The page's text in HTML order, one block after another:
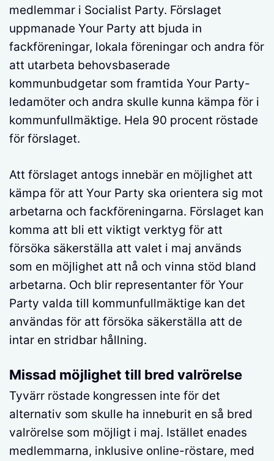
medlemmar i Socialist Party. Förslaget
uppmanade Your Party att bjuda in
fackföreningar, lokala föreningar och andra för
att utarbeta behovsbaserade
kommunbudgetar som framtida Your Party-
ledamöter och andra skulle kunna kämpa för i
kommunfullmäktige. Hela 90 procent röstade
för förslaget.
Att förslaget antogs innebär en möjlighet att
kämpa för att Your Party ska orientera sig mot
arbetarna och fackföreningarna. Förslaget kan
komma att bli ett viktigt verktyg för att
försöka säkerställa att valet i maj används
som en möjlighet att nå och vinna stöd bland
arbetarna. Och blir representanter för Your
Party valda till kommunfullmäktige kan det
användas för att försöka säkerställa att de
intar en stridbar hållning.
Missad möjlighet till bred valrörelse
Tyvärr röstade kongressen inte för det
alternativ som skulle ha inneburit en så bred
valrörelse som möjligt i maj. Istället enades
medlemmarna, inklusive online-röstare, med